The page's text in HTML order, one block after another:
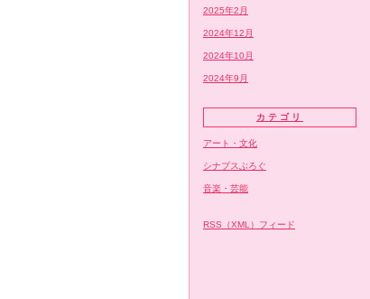
2025年2月
2024年12月
2024年10月
2024年9月
カテゴリ
アート・文化
シナプスぶろぐ
音楽・芸能
RSS（XML）フィード